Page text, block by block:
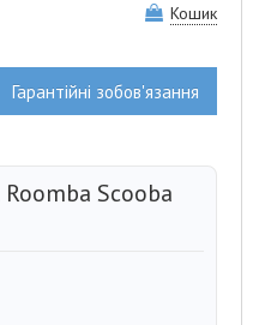
Кошик
Гарантійні зобов'язання
Scooba